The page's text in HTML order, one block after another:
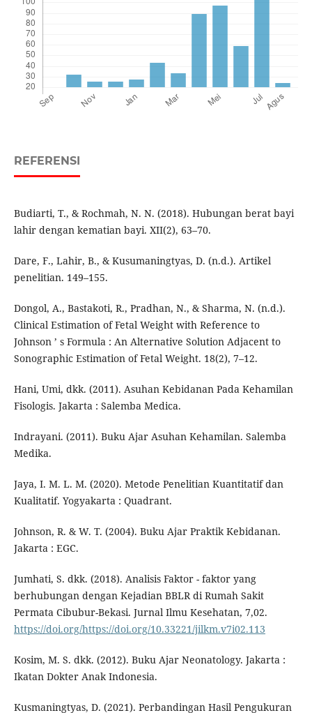
REFERENSI
Budiarti, T., & Rochmah, N. N. (2018). Hubungan berat bayi
lahir dengan kematian bayi. XII(2), 63–70.
Dare, F., Lahir, B., & Kusumaningtyas, D. (n.d.). Artikel
penelitian. 149–155.
Dongol, A., Bastakoti, R., Pradhan, N., & Sharma, N. (n.d.).
Clinical Estimation of Fetal Weight with Reference to
Johnson ’ s Formula : An Alternative Solution Adjacent to
Sonographic Estimation of Fetal Weight. 18(2), 7–12.
Hani, Umi, dkk. (2011). Asuhan Kebidanan Pada Kehamilan
Fisologis. Jakarta : Salemba Medica.
Indrayani. (2011). Buku Ajar Asuhan Kehamilan. Salemba
Medika.
Jaya, I. M. L. M. (2020). Metode Penelitian Kuantitatif dan
Kualitatif. Yogyakarta : Quadrant.
Johnson, R. & W. T. (2004). Buku Ajar Praktik Kebidanan.
Jakarta : EGC.
Jumhati, S. dkk. (2018). Analisis Faktor - faktor yang
berhubungan dengan Kejadian BBLR di Rumah Sakit
Permata Cibubur-Bekasi. Jurnal Ilmu Kesehatan, 7,02.
https://doi.org/https://doi.org/10.33221/jilkm.v7i02.113
Kosim, M. S. dkk. (2012). Buku Ajar Neonatology. Jakarta :
Ikatan Dokter Anak Indonesia.
Kusmaningtyas, D. (2021). Perbandingan Hasil Pengukuran